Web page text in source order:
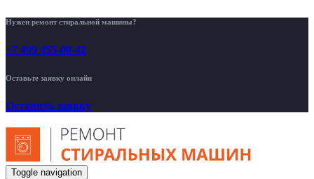
Нужен ремонт стиральной машины?
+7 499 455-00-42
Оставьте заявку онлайн
Оставить заявку
Toggle navigation